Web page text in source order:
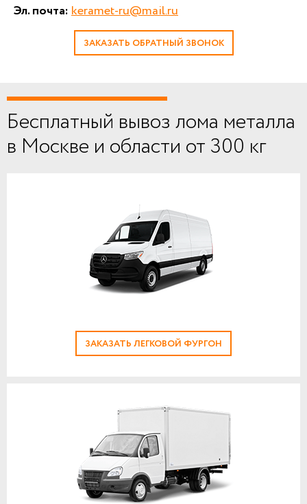
Эл. почта:keramet-ru@mail.ru
ЗАКАЗАТЬ ОБРАТНЫЙ ЗВОНОК
Бесплатный вывоз лома металла
в Москве и области от 300 кг
ЗАКАЗАТЬ ЛЕГКОВОЙ ФУРГОН